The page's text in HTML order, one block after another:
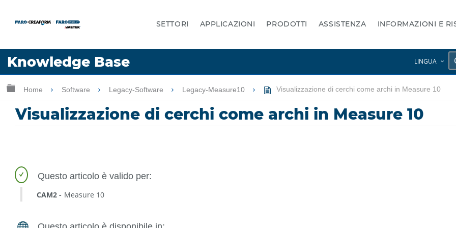
SETTORI APPLICAZIONI PRODOTTI ASSISTENZA INFORMAZIONI E
Knowledge Base LINGUA
Lingua
Ingrandisci/riduci gerarchia globale
Home Software Legacy-Software Legacy-Measure10 Visualizzazione di cerchi come archi in Measure 10
Visualizzazione di cerchi come archi in Measure 10
CAM2 Measure 10